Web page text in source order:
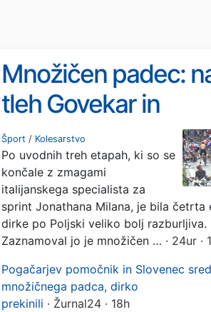
Množičen padec:
tleh Govekar in
Pogačarjev
kolega Almeida
Šport / Kolesarstvo
Po uvodnih treh etapah, ki so se
končale z zmagami
italijanskega specialista za
sprint Jonathana Milana, je bila četrta
dirke po Poljski veliko bolj razburljiva.
Zaznamoval jo je množičen … · 24ur ·
Pogačarjev pomočnik in Slovenec
množičnega padca, dirko
prekinili · Žurnal24 · 18h